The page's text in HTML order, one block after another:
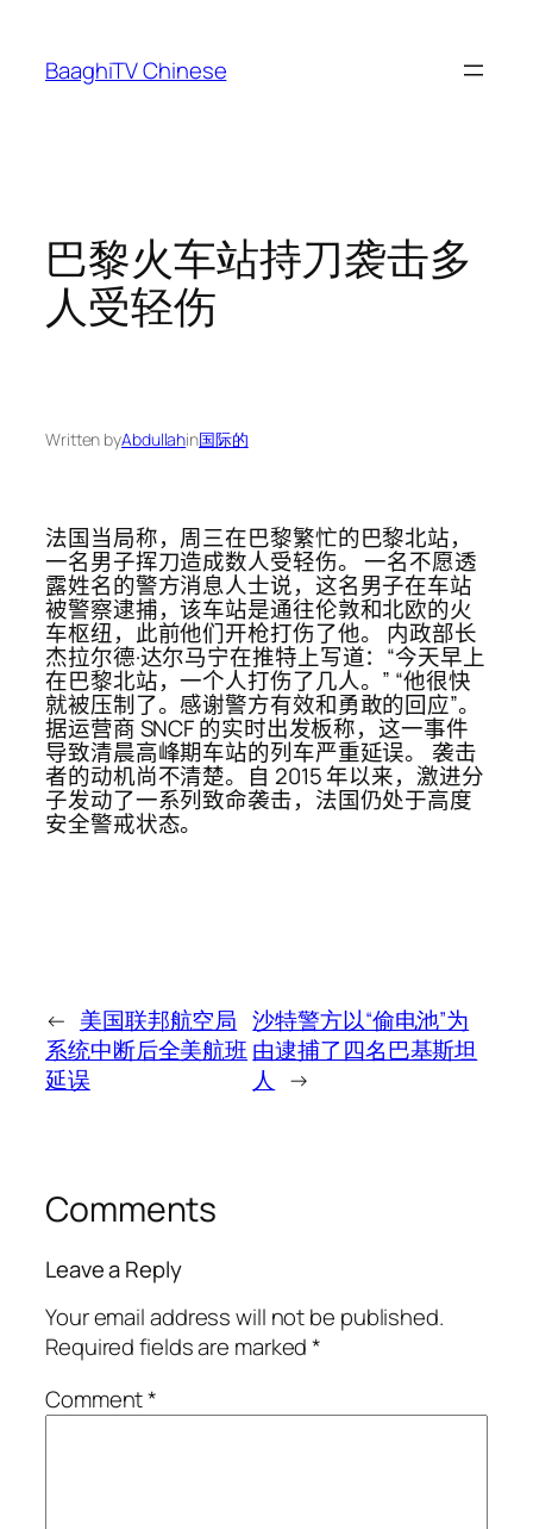
content
BaaghiTV Chinese
巴黎火车站持刀袭击多
人受轻伤
Written byAbdullahin国际的
法国当局称，周三在巴黎繁忙的巴黎北站，
一名男子挥刀造成数人受轻伤。 一名不愿透
露姓名的警方消息人士说，这名男子在车站
被警察逮捕，该车站是通往伦敦和北欧的火
车枢纽，此前他们开枪打伤了他。 内政部长
杰拉尔德·达尔马宁在推特上写道：“今天早上
在巴黎北站，一个人打伤了几人。” “他很快
就被压制了。感谢警方有效和勇敢的回应”。
据运营商 SNCF 的实时出发板称，这一事件
导致清晨高峰期车站的列车严重延误。 袭击
者的动机尚不清楚。自 2015 年以来，激进分
子发动了一系列致命袭击，法国仍处于高度
安全警戒状态。
← 美国联邦航空局
系统中断后全美航班
延误
沙特警方以“偷电池”为
由逮捕了四名巴基斯坦
人
→
Comments
Leave a Reply
Your email address will not be published.
Required fields are marked*
Comment*